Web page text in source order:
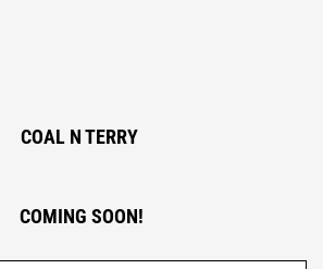
COAL N TERRY
COMING SOON!